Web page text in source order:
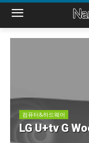
컴퓨터&하드웨어
LG U+tv G